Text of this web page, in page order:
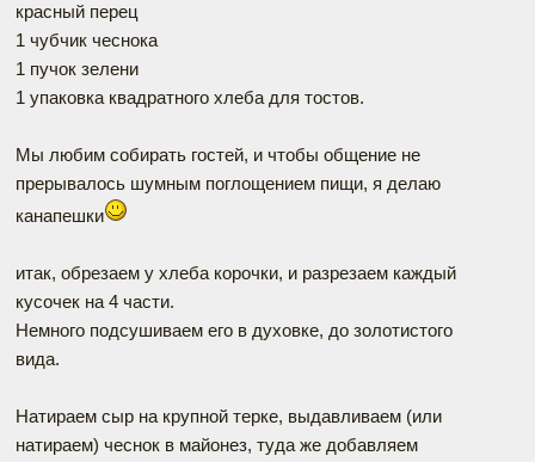
красный перец
1 чубчик чеснока
1 пучок зелени
1 упаковка квадратного хлеба для тостов.
Мы любим собирать гостей, и чтобы общение не
прерывалось шумным поглощением пищи, я делаю
канапешки
итак, обрезаем у хлеба корочки, и разрезаем каждый
кусочек на 4 части.
Немного подсушиваем его в духовке, до золотистого
вида.
Натираем сыр на крупной терке, выдавливаем (или
натираем) чеснок в майонез, туда же добавляем